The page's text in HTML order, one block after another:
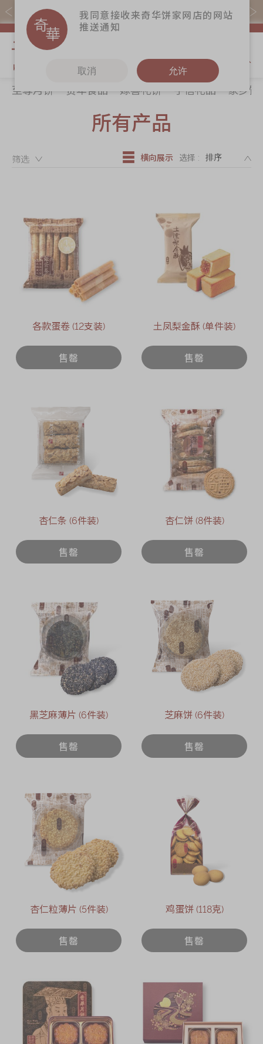
购物满$368(折扣后)即免本地运费！
关于奇华
分店网络
奇华网志
奇华饼食
至尊月饼
嫁喜礼饼
迪士尼系列
奇华LINE
所有产品
产品价目表
更多
奇华茶室
至尊月饼 贺年食品 嫁喜礼饼 手信礼品
家乡饼
所有产品
筛选： 横向展示 选择 :
各款蛋卷 (12支装)
售罄
土凤梨金酥 (单件装)
售罄
杏仁条 (6件装)
售罄
杏仁饼 (8件装)
售罄
黑芝麻薄片 (6件装)
售罄
芝麻饼 (6件装)
售罄
杏仁粒薄片 (5件装)
售罄
鸡蛋饼 (118克)
售罄
我同意接收来奇华饼家网店的网站
推送通知
取消 允许